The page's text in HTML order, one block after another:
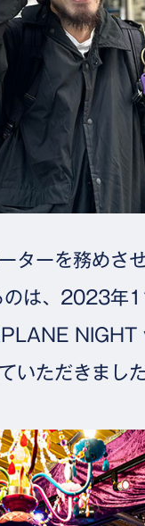
ターを務めさ
のは、2023年
いただきました